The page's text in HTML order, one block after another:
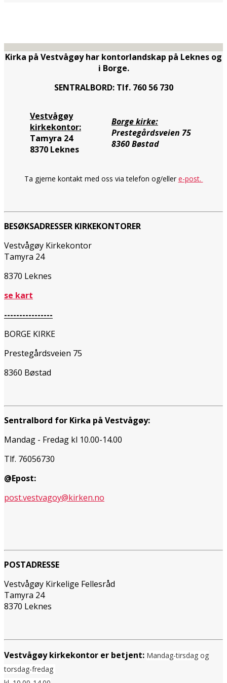
Kirka på Vestvågøy har kontorlandskap på Leknes og
i Borge.
SENTRALBORD: Tlf. 760 56 730
Vestvågøy
kirkekontor:
Tamyra 24
8370 Leknes
Borge kirke:
Prestegårdsveien 75
8360 Bøstad
Ta gjerne kontakt med oss via telefon og/ellere-post.
BESØKSADRESSER KIRKEKONTORER
Vestvågøy Kirkekontor
Tamyra 24
8370 Leknes
se kart
----------------
BORGE KIRKE
Prestegårdsveien 75
8360 Bøstad
Sentralbord for Kirka på Vestvågøy:
Mandag - Fredag kl 10.00-14.00
Tlf. 76056730
@Epost:
post.vestvagoy@kirken.no
POSTADRESSE
Vestvågøy Kirkelige Fellesråd
Tamyra 24
8370 Leknes
Vestvågøy kirkekontor er betjent: Mandag-tirsdag og
torsdag-fredag